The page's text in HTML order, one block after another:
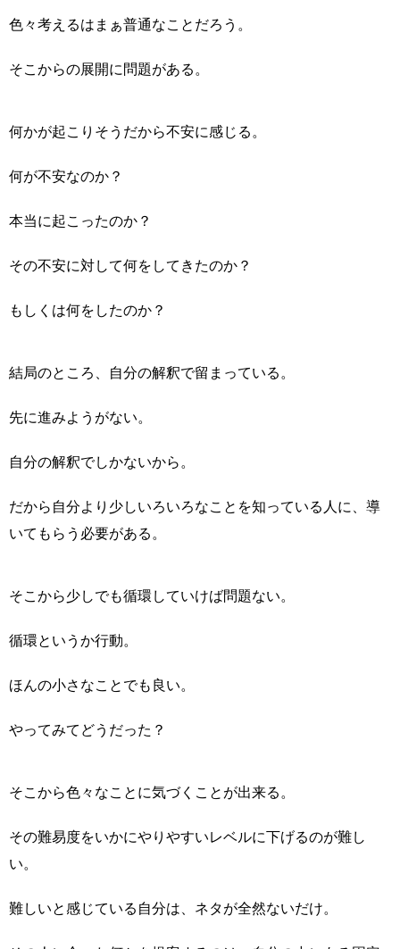
色々考えるはまぁ普通なことだろう。
そこからの展開に問題がある。
何かが起こりそうだから不安に感じる。
何が不安なのか？
本当に起こったのか？
その不安に対して何をしてきたのか？
もしくは何をしたのか？
結局のところ、自分の解釈で留まっている。
先に進みようがない。
自分の解釈でしかないから。
だから自分より少しいろいろなことを知っている人に、導
いてもらう必要がある。
そこから少しでも循環していけば問題ない。
循環というか行動。
ほんの小さなことでも良い。
やってみてどうだった？
そこから色々なことに気づくことが出来る。
その難易度をいかにやりやすいレベルに下げるのが難し
い。
難しいと感じている自分は、ネタが全然ないだけ。